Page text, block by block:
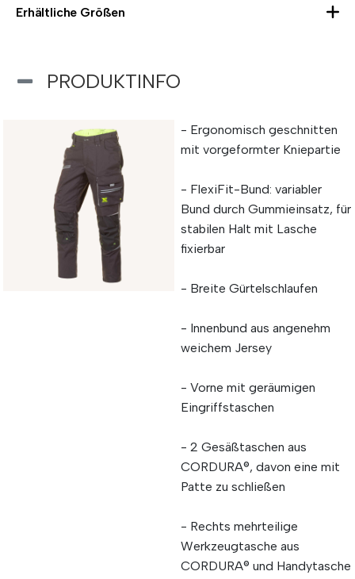
Erhältliche Größen
PRODUKTINFO
- Ergonomisch geschnitten
mit vorgeformter Kniepartie
- FlexiFit-Bund: variabler
Bund durch Gummieinsatz, für
stabilen Halt mit Lasche
fixierbar
- Breite Gürtelschlaufen
- Innenbund aus angenehm
weichem Jersey
- Vorne mit geräumigen
Eingriffstaschen
- 2 Gesäßtaschen aus
CORDURA®, davon eine mit
Patte zu schließen
- Rechts mehrteilige
Werkzeugtasche aus
CORDURA® und Handytasche